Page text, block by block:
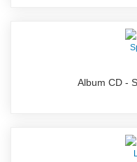
Album CD -